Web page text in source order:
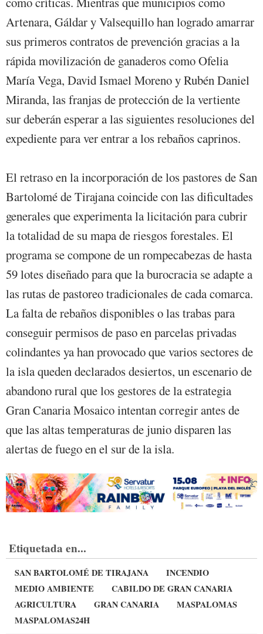
Artenara, Gáldar y Valsequillo han logrado amarrar
sus primeros contratos de prevención gracias a la
rápida movilización de ganaderos como Ofelia
María Vega, David Ismael Moreno y Rubén Daniel
Miranda, las franjas de protección de la vertiente
sur deberán esperar a las siguientes resoluciones del
expediente para ver entrar a los rebaños caprinos.
El retraso en la incorporación de los pastores de San
Bartolomé de Tirajana coincide con las dificultades
generales que experimenta la licitación para cubrir
la totalidad de su mapa de riesgos forestales. El
programa se compone de un rompecabezas de hasta
59 lotes diseñado para que la burocracia se adapte a
las rutas de pastoreo tradicionales de cada comarca.
La falta de rebaños disponibles o las trabas para
conseguir permisos de paso en parcelas privadas
colindantes ya han provocado que varios sectores de
la isla queden declarados desiertos, un escenario de
abandono rural que los gestores de la estrategia
Gran Canaria Mosaico intentan corregir antes de
que las altas temperaturas de junio disparen las
alertas de fuego en el sur de la isla.
Etiquetada en...
SAN BARTOLOMÉ DE TIRAJANA
INCENDIO
MEDIO AMBIENTE
CABILDO DE GRAN CANARIA
AGRICULTURA
GRAN CANARIA
MASPALOMAS
MASPALOMAS24H